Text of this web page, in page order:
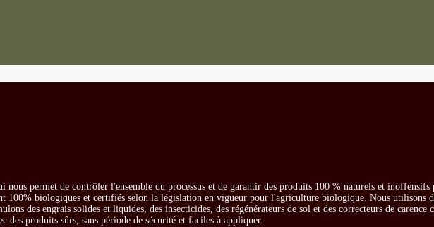
permet de contrôler l'ensemble du processus et de garantir des produits 100 % naturels et
100% biologiques et certifiés selon la législation en vigueur pour l'agriculture biologique. Nous utilisons
des engrais solides et liquides, des insecticides, des régénérateurs de sol et des correcteurs de carence
produits sûrs, sans période de sécurité et faciles à appliquer.